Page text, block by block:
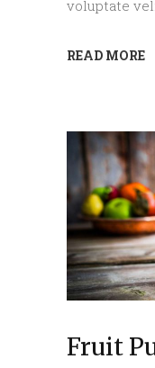
voluptate
READ MORE
Fruit